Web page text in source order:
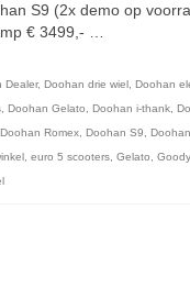
S9 (2x demo op
€ 3499,- …
Dealer, Doohan drie wiel, Doohan
, Doohan Gelato, Doohan i-thank,
Doohan Romex, Doohan S9,
, euro 5 scooters, Gelato,